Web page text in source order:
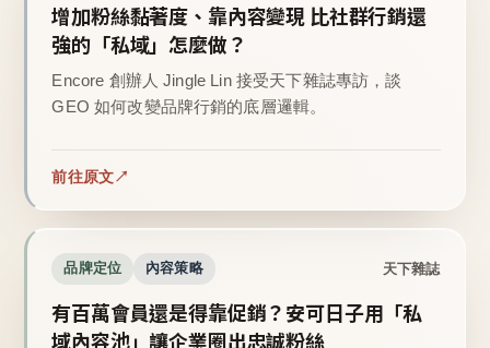
增加粉絲黏著度、靠內容變現 比社群行銷還
強的「私域」怎麼做？
Encore 創辦人 Jingle Lin 接受天下雜誌專訪，談
GEO 如何改變品牌行銷的底層邏輯。
前往原文
品牌定位 內容策略 天下雜誌
有百萬會員還是得靠促銷？安可日子用「私
域內容池」讓企業圈出忠誠粉絲